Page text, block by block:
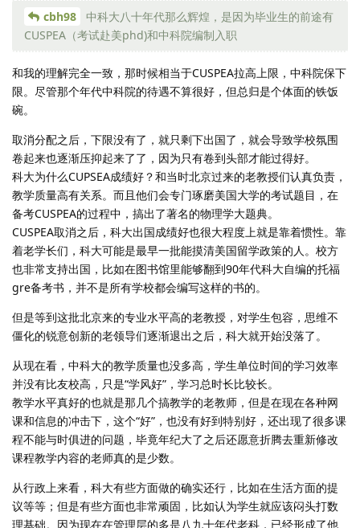
cbh98
中科大八十年代那么辉煌，是因为毕业生的前途有
CUSPEA（考试赴美phd)和中科院编制入职
和我的理解完全一致，那时候相当于CUSPEA拉高上限，中科院保下
限。尽管那个年代中科院的待遇不算很好，但总归是个体面的铁饭
碗。
取消分配之后，下限没有了，就只剩下出国了，就会导致学校氛围
卷起来也逐渐压抑起来了了，因为只有卷到头部才能过得好。
科大为什么CUPSEA成绩好？和当时北京过来的老教授们认真负责，
教学质量高有关系。而且他们会专门琢磨美国大学的考试题目，在
备考CUSPEA的过程中，搞出了著名的物理学大题典。
CUSPEA取消之后，科大出国成绩好也很大程度上就是靠着惯性。靠
着老学长们，科大可能是最早一批能摸清美国留学政策的人。校方
也非常支持出国，比如在图书馆里能够翻到90年代科大自编的托福
gre备考书，并不是所有学校都会编写这样的书的。
但是等到这批北京来的专业水平高的老教授，对学生包容，思维不
僵化的锐意创新的老领导们逐渐退出之后，科大就开始没落了。
从现在看，中科大的教学质量也没多高，学生单位时间的学习效率
并没有比友校高，只是“学风好”，学习总时长比较长。
教学水平真好的也就是那几个搞教学的老教师，但是在现在各种网
课和信息的冲击下，这个“好”，也没有好到特别好，还出现了很多课
程不能与时俱进的问题，毕竟年纪大了之后还愿意折腾去重新修改
课程教学内容的老师真的是少数。
从行政上来看，科大有些方面做的确实还行，比如在生活方面的提
议等等；但是有些方面也非常顽固，比如认为学生就应该闷头打数
理基础。因为现在在管理层的多是八九十年代老科，已经形成了他